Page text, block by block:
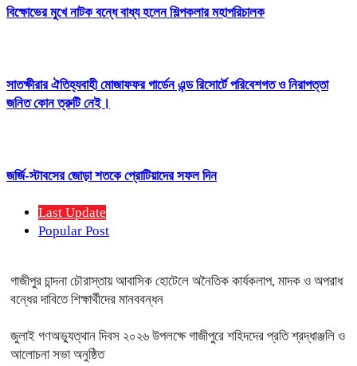
বিক্ষোভের মুখে নাটক বন্ধে বাধ্য হলেন শিল্পকলার মহাপরিচালক
সাতক্ষীরার ঐতিহ্যবাহী মোজাফফর গার্ডেন এন্ড রিসোর্টে পরিবেশগত ও নিরাপত্তা
জনিত কোন ত্রুটি নেই।
জর্জি-স্টাবসের জোড়া শতকে প্রোটিয়াদের সফল দিন
Last Update
Popular Post
গাজীপুর চান্দনা চৌরাস্তায় আবাসিক হোটেলে অনৈতিক কার্যকলাপ, মাদক ও অপরাধ
বন্ধের দাবিতে শিক্ষার্থীদের মানববন্ধন
জুলাই গণঅভ্যুত্থান দিবস ২০২৬ উপলক্ষে গাজীপুরে শহিদদের প্রতি শ্রদ্ধাঞ্জলি ও
আলোচনা সভা অনুষ্ঠিত